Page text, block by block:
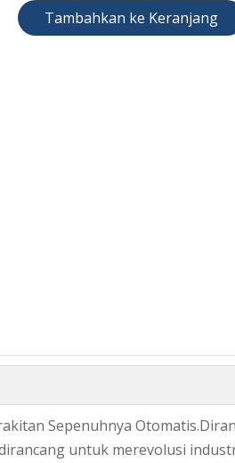
Tambahkan ke Keranjang
Sepenuhnya
untuk merevolusi